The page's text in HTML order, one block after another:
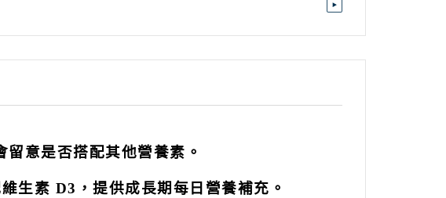
意是否搭配其他營養素。
生素 D3，提供成長期每日營養補充。